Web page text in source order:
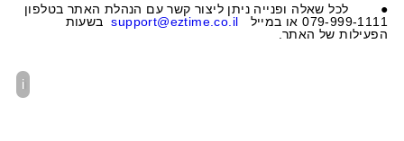
● לכל שאלה ופנייה ניתן ליצור קשר עם הנהלת האתר בטלפון
079-999-1111 או במייל
support@eztime.co.il בשעות
הפעילות של האתר.
i